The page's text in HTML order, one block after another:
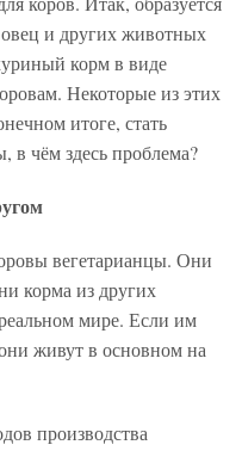
и других животных
корм в виде
Некоторые из этих
итоге, стать
чём здесь проблема?
вегетарианцы. Они
корма из других
мире. Если им
живут в основном на
производства